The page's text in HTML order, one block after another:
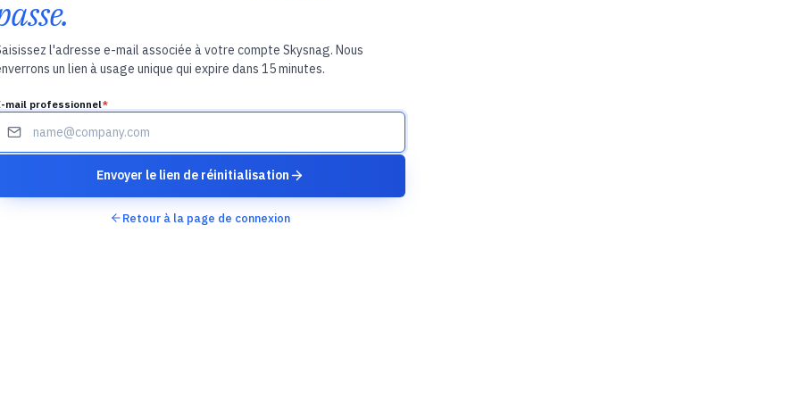
l'adresse e-mail associée à votre compte Skysnag. Nous
un lien à usage unique qui expire dans 15 minutes.
mail professionnel*
Envoyer le lien de réinitialisation
Retour à la page de connexion